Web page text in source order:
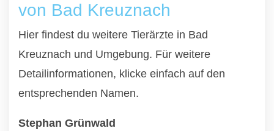
von Bad Kreuznach
Hier findest du weitere Tierärzte in Bad
Kreuznach und Umgebung. Für weitere
Detailinformationen, klicke einfach auf den
entsprechenden Namen.
Stephan Grünwald